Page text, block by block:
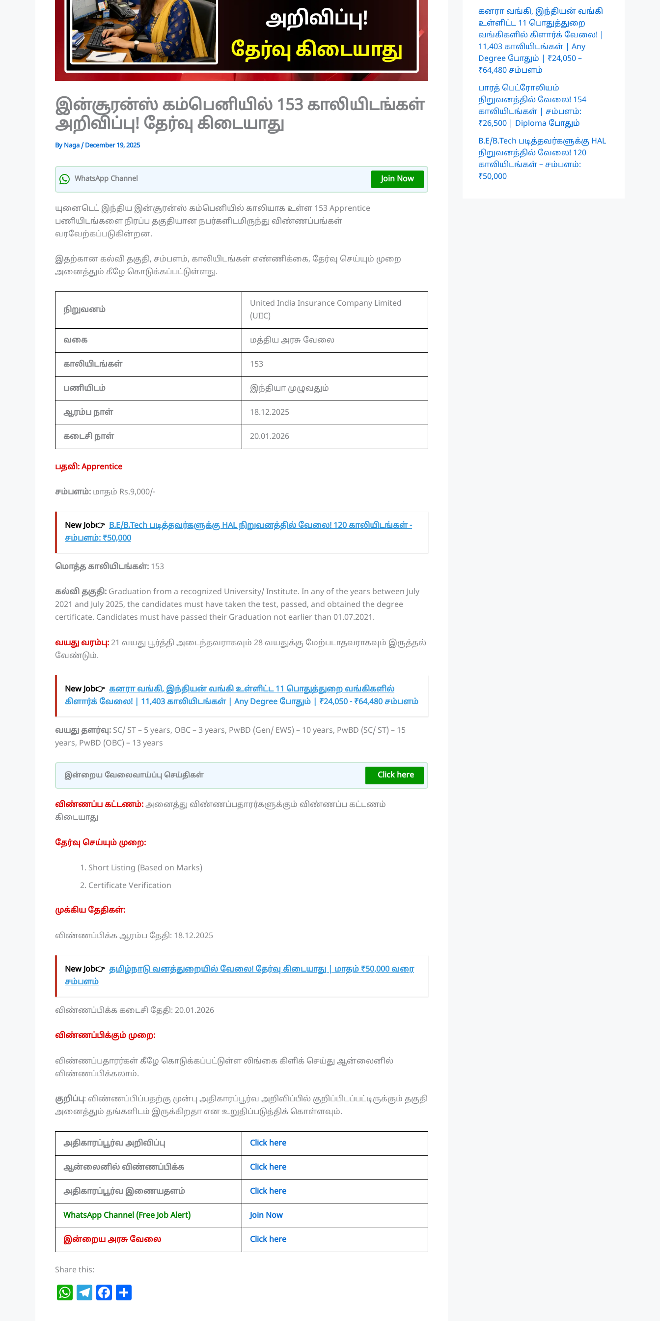
இன்சூரன்ஸ் கம்பெனியில் 153 காலியிடங்கள்
அறிவிப்பு! தேர்வு கிடையாது
By Naga/ December 19, 2025
WhatsApp Channel Join Now
யுனைடெட் இந்திய இன்சூரன்ஸ் கம்பெனியில் காலியாக உள்ள 153 Apprentice
பணியிடங்களை நிரப்ப தகுதியான நபர்களிடமிருந்து விண்ணப்பங்கள்
வரவேற்கப்படுகின்றன.
இதற்கான கல்வி தகுதி, சம்பளம், காலியிடங்கள் எண்ணிக்கை, தேர்வு செய்யும் முறை
அனைத்தும் கீழே கொடுக்கப்பட்டுள்ளது.
நிறுவனம்
United India Insurance Company Limited
(UIIC)
வகை மத்திய அரசு வேலை
காலியிடங்கள் 153
பணியிடம் இந்தியா முழுவதும்
ஆரம்ப நாள் 18.12.2025
கடைசி நாள் 20.01.2026
பதவி: Apprentice
சம்பளம்: மாதம் Rs.9,000/-
New Job👉 B.E/B.Tech படித்தவர்களுக்கு HAL நிறுவனத்தில் வேலை! 120 காலியிடங்கள் -
சம்பளம்: ₹50,000
மொத்த காலியிடங்கள்: 153
கல்வி தகுதி: Graduation from a recognized University/ Institute. In any of the years between July
2021 and July 2025, the candidates must have taken the test, passed, and obtained the degree
certificate. Candidates must have passed their Graduation not earlier than 01.07.2021.
வயது வரம்பு: 21 வயது பூர்த்தி அடைந்தவராகவும் 28 வயதுக்கு மேற்படாதவராகவும் இருத்தல்
வேண்டும்.
New Job👉 கனரா வங்கி, இந்தியன் வங்கி உள்ளிட்ட 11 பொதுத்துறை வங்கிகளில்
கிளார்க் வேலை! | 11,403 காலியிடங்கள் | Any Degree போதும் | ₹24,050 - ₹64,480 சம்பளம்
வயது தளர்வு: SC/ ST – 5 years, OBC – 3 years, PwBD (Gen/ EWS) – 10 years, PwBD (SC/ ST) – 15
years, PwBD (OBC) – 13 years
இன்றைய வேலைவாய்ப்பு செய்திகள் Click here
விண்ணப்ப கட்டணம்: அனைத்து விண்ணப்பதாரர்களுக்கும் விண்ணப்ப கட்டணம்
கிடையாது
தேர்வு செய்யும் முறை:
Short Listing (Based on Marks)
Certificate Verification
முக்கிய தேதிகள்:
விண்ணப்பிக்க ஆரம்ப தேதி: 18.12.2025
New Job👉 தமிழ்நாடு வனத்துறையில் வேலை! தேர்வு கிடையாது | மாதம் ₹50,000 வரை
சம்பளம்
விண்ணப்பிக்க கடைசி தேதி: 20.01.2026
விண்ணப்பிக்கும் முறை:
விண்ணப்பதாரர்கள் கீழே கொடுக்கப்பட்டுள்ள லிங்கை கிளிக் செய்து ஆன்லைனில்
விண்ணப்பிக்கலாம்.
குறிப்பு: விண்ணப்பிப்பதற்கு முன்பு அதிகாரப்பூர்வ அறிவிப்பில் குறிப்பிடப்பட்டிருக்கும் தகுதி
அனைத்தும் தங்களிடம் இருக்கிறதா என உறுதிப்படுத்திக் கொள்ளவும்.
அதிகாரப்பூர்வ அறிவிப்பு Click here
ஆன்லைனில் விண்ணப்பிக்க Click here
அதிகாரப்பூர்வ இணையதளம் Click here
WhatsApp Channel (Free Job Alert) Join Now
இன்றைய அரசு வேலை Click here
Share this:
W T
F
கனரா வங்கி, இந்தியன் வங்கி
உள்ளிட்ட 11 பொதுத்துறை
வங்கிகளில் கிளார்க் வேலை! |
11,403 காலியிடங்கள் | Any
Degree போதும் | ₹24,050 –
₹64,480 சம்பளம்
பாரத் பெட்ரோலியம்
நிறுவனத்தில் வேலை! 154
காலியிடங்கள் | சம்பளம்:
₹26,500 | Diploma போதும்
B.E/B.Tech படித்தவர்களுக்கு HAL
நிறுவனத்தில் வேலை! 120
காலியிடங்கள் – சம்பளம்:
₹50,000